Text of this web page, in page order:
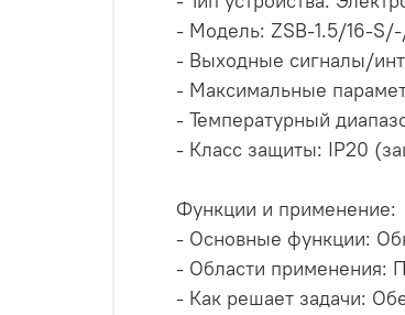
- Модель: ZSB-1.5/16-
- Выходные сигналы/
- Максимальные
- Температурный
- Класс защиты: IP20
Функции и применение:
- Основные функции:
- Области применения:
- Как решает задачи: